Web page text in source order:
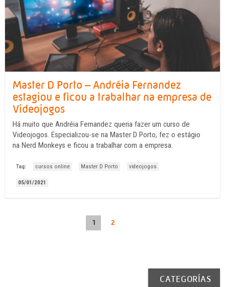
Master D Porto – Andréia Fernandez
estagiou e ficou a trabalhar na empresa de
Videojogos
Há muito que Andréia Fernandez queria fazer um curso de
Videojogos. Especializou-se na Master D Porto, fez o estágio
na Nerd Monkeys e ficou a trabalhar com a empresa.
Tag: cursos online Master D Porto videojogos
05/01/2021
1 2
CATEGORÍAS